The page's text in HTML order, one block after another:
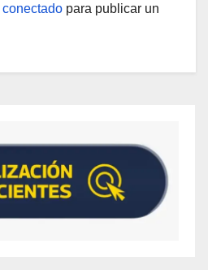
conectado para publicar un